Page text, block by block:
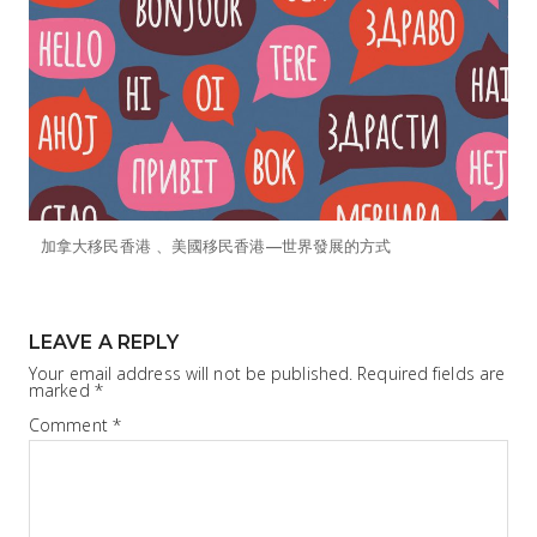
加拿大移民香港 、美國移民香港—世界發展的方式
LEAVE A REPLY
Your email address will not be published. Required fields are
marked *
Comment *